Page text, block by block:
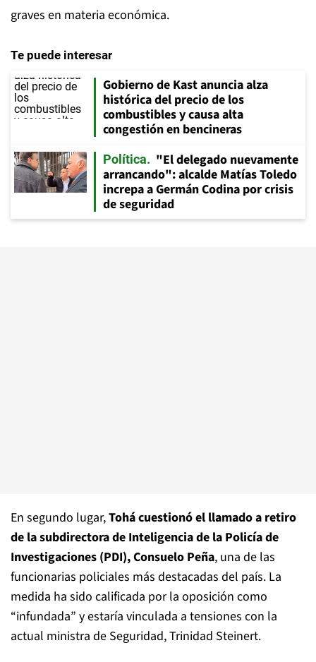
graves en materia económica.
Te puede interesar
Gobierno de Kast anuncia alza
histórica del precio de los
combustibles y causa alta
congestión en bencineras
Política
"El delegado nuevamente
arrancando": alcalde Matías Toledo
increpa a Germán Codina por crisis
de seguridad
En segundo lugar,Tohá cuestionó el llamado a retiro
de la subdirectora de Inteligencia de la Policía de
Investigaciones (PDI), Consuelo Peña, una de las
funcionarias policiales más destacadas del país. La
medida ha sido calificada por la oposición como
“infundada” y estaría vinculada a tensiones con la
actual ministra de Seguridad, Trinidad Steinert.